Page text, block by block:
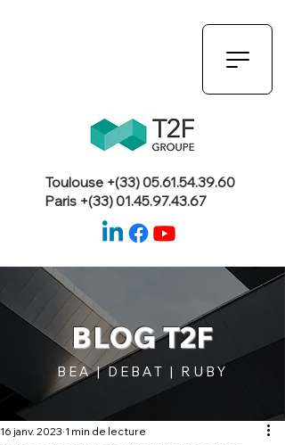
Toulouse +(33)05.61.54.39.60
Paris +(33)01.45.97.43.67
BLOG T2F
BEA | DEBAT | RUBY
16 janv. 2023 1 min de lecture